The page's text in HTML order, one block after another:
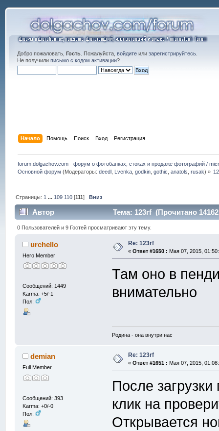
Добро пожаловать, Гость. Пожалуйста, войдитеили зарегистрируйтесь.
Не получили письмо с кодом активации?
Начало Помощь Поиск Вход Регистрация
forum.dolgachov.com - форум о фотобанках, стоках и продаже фотографий /
Основной форум (Модераторы:deedl Lvenka ,godkin ,gothic ,anatols ,rusak) »
Страницы: 1 ... 109 110 [111]Вниз
Автор Тема: 123rf (Прочитано
0 Пользователей и 9 Гостей просматривают эту тему.
urchello
Hero Member
Сообщений: 1449
Karma: +5/-1
Пол:
Re: 123rf
« Ответ #1650 : Мая 07, 2015,
Там оно в
внимательно
Родина - она внутри нас
demian
Full Member
Сообщений: 393
Karma: +0/-0
Пол:
Re: 123rf
« Ответ #1651 : Мая 07, 2015,
После
клик на
Открывается